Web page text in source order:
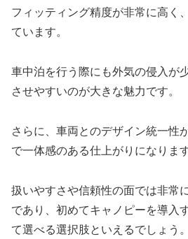
フィッティング精度が非常に高く
ています。
車中泊を行う際にも外気の侵入が
させやすいのが大きな魅力です。
さらに、車両とのデザイン統一性
で一体感のある仕上がりになります
扱いやすさや信頼性の面では非常
であり、初めてキャノピーを導入
て選べる選択肢といえるでしょう。